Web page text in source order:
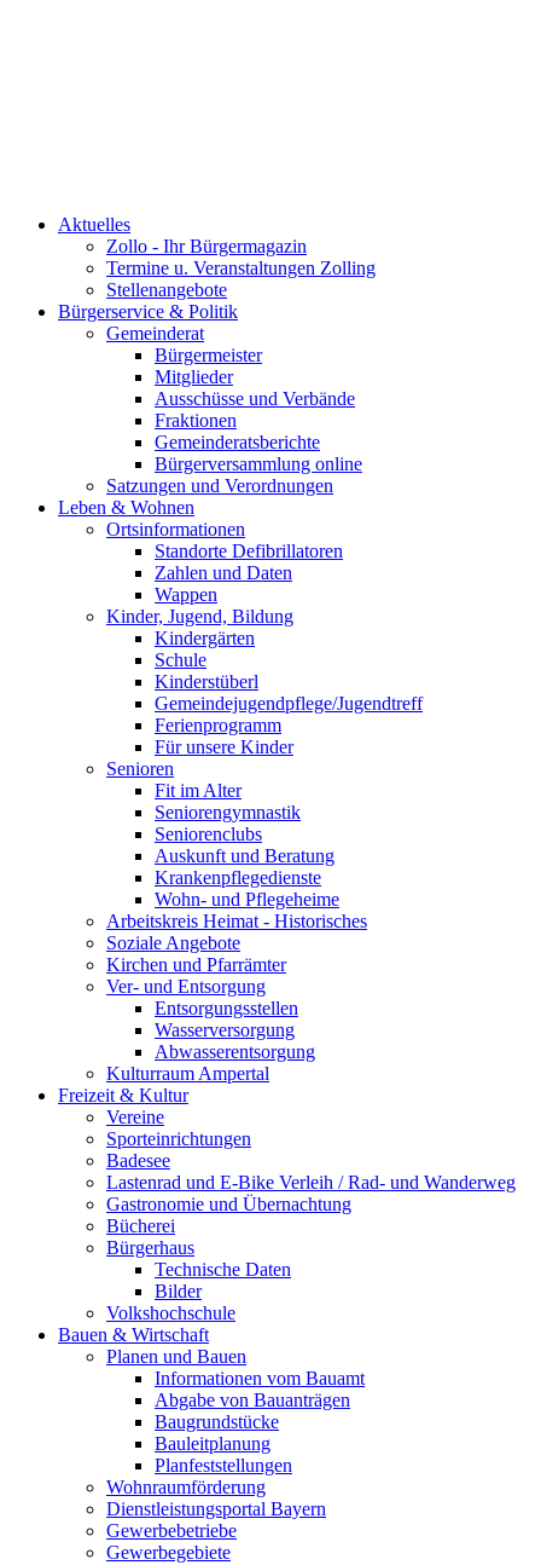
Aktuelles
Zollo - Ihr Bürgermagazin
Termine u. Veranstaltungen Zolling
Stellenangebote
Bürgerservice & Politik
Gemeinderat
Bürgermeister
Mitglieder
Ausschüsse und Verbände
Fraktionen
Gemeinderatsberichte
Bürgerversammlung online
Satzungen und Verordnungen
Leben & Wohnen
Ortsinformationen
Standorte Defibrillatoren
Zahlen und Daten
Wappen
Kinder, Jugend, Bildung
Kindergärten
Schule
Kinderstüberl
Gemeindejugendpflege/Jugendtreff
Ferienprogramm
Für unsere Kinder
Senioren
Fit im Alter
Seniorengymnastik
Seniorenclubs
Auskunft und Beratung
Krankenpflegedienste
Wohn- und Pflegeheime
Arbeitskreis Heimat - Historisches
Soziale Angebote
Kirchen und Pfarrämter
Ver- und Entsorgung
Entsorgungsstellen
Wasserversorgung
Abwasserentsorgung
Kulturraum Ampertal
Freizeit & Kultur
Vereine
Sporteinrichtungen
Badesee
Lastenrad und E-Bike Verleih / Rad- und Wanderweg
Gastronomie und Übernachtung
Bücherei
Bürgerhaus
Technische Daten
Bilder
Volkshochschule
Bauen & Wirtschaft
Planen und Bauen
Informationen vom Bauamt
Abgabe von Bauanträgen
Baugrundstücke
Bauleitplanung
Planfeststellungen
Wohnraumförderung
Dienstleistungsportal Bayern
Gewerbebetriebe
Gewerbegebiete